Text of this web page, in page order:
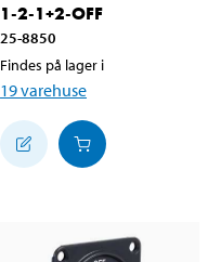
1-2-1+2-OFF
25-8850
Findes på lager i
19varehuse